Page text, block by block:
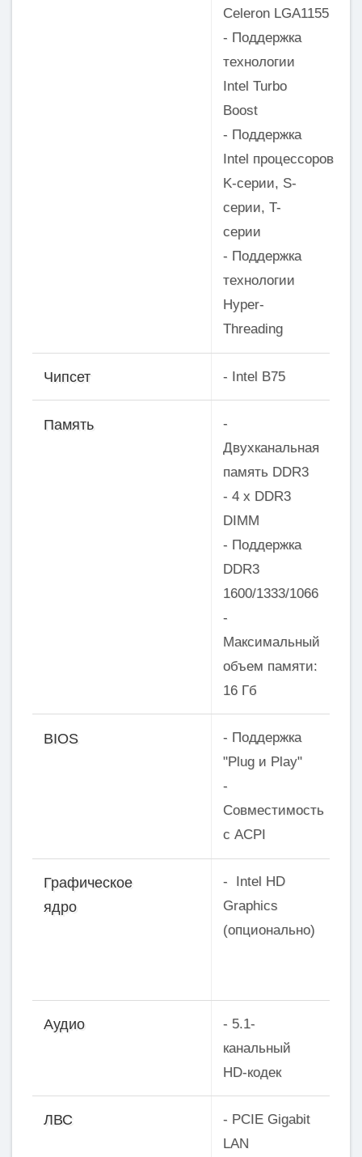
Celeron LGA1155
- Поддержка
технологии
Intel Turbo
Boost
- Поддержка
Intel процессоров
K-серии, S-
серии, T-
серии
- Поддержка
технологии
Hyper-
Threading
Чипсет - Intel B75
Память
-
Двухканальная
память DDR3
- 4 x DDR3
DIMM
- Поддержка
DDR3
1600/1333/1066
-
Максимальный
объем памяти:
16 Гб
BIOS
- Поддержка
"Plug и Play"
-
Совместимость
с ACPI
Графическое
ядро
- Intel HD
Graphics
(опционально)
Аудио
- 5.1-
канальный
HD-кодек
ЛВС
- PCIE Gigabit
LAN